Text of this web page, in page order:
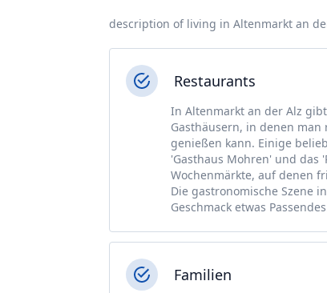
description of living in Altenmarkt an
Restaurants
In Altenmarkt an der Alz
Gasthäusern, in denen
genießen kann. Einige
'Gasthaus Mohren' und das
Wochenmärkte, auf denen
Die gastronomische Szene
Geschmack etwas
Familien